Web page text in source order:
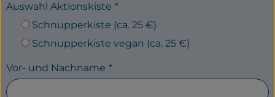
Auswahl Aktionskiste *
Schnupperkiste (ca. 25 €)
Schnupperkiste vegan (ca. 25 €)
Vor- und Nachname *